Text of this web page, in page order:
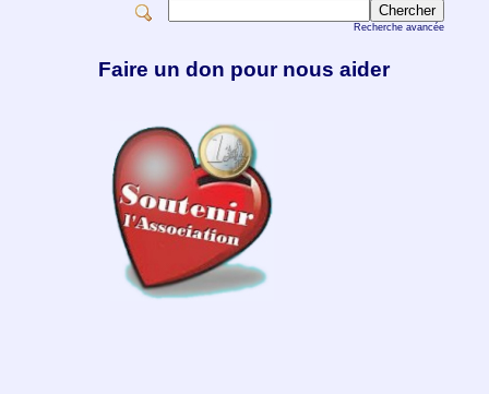
Recherche avancée
Faire un don pour nous aider